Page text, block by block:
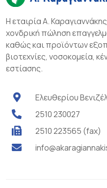
Η εταιρία Α.
χονδρική πώληση
καθώς και προϊόντων
βιοτεχνίες, νοσοκομεία,
εστίασης.
Ελευθερίου
2510 230027
2510 223565 (fax)